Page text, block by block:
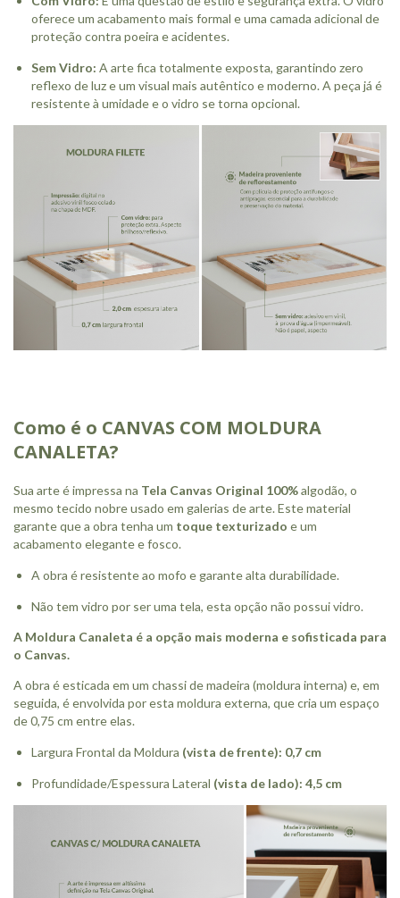
oferece um acabamento mais formal e uma camada adicional de
proteção contra poeira e acidentes.
Sem Vidro: A arte fica totalmente exposta, garantindo zero
reflexo de luz e um visual mais autêntico e moderno. A peça já é
resistente à umidade e o vidro se torna opcional.
Como é o CANVAS COM MOLDURA
CANALETA?
Sua arte é impressa na Tela Canvas Original 100%algodão, o
mesmo tecido nobre usado em galerias de arte. Este material
garante que a obra tenha um toque texturizado e um
acabamento elegante e fosco.
A obra é resistente ao mofo e garante alta durabilidade.
Não tem vidro por ser uma tela, esta opção não possui vidro.
A Moldura Canaleta é a opção mais moderna e sofisticada para
o Canvas.
A obra é esticada em um chassi de madeira (moldura interna) e, em
seguida, é envolvida por esta moldura externa, que cria um espaço
de 0,75 cm entre elas.
Largura Frontal da Moldura (vista de frente): 0,7 cm
Profundidade/Espessura Lateral (vista de lado): 4,5 cm